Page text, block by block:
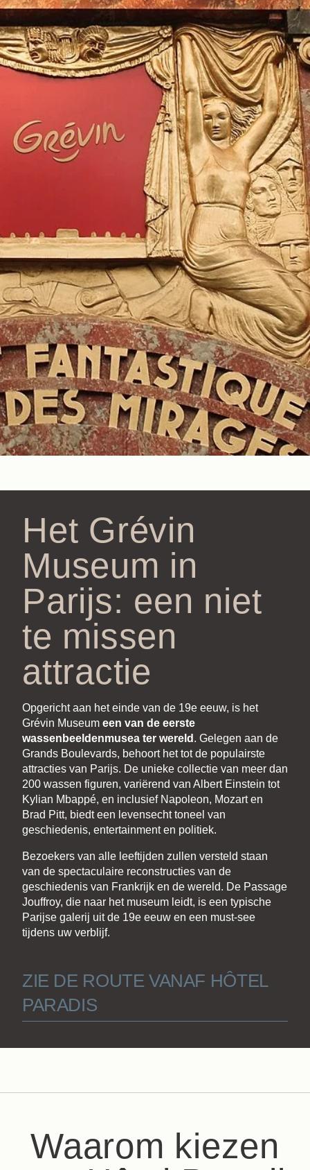
Het Grévin
Museum in
Parijs: een niet
te missen
attractie
Opgericht aan het einde van de 19e eeuw, is het
Grévin Museum een van de eerste
wassenbeeldenmusea ter wereld . Gelegen aan de
Grands Boulevards, behoort het tot de populairste
attracties van Parijs. De unieke collectie van meer dan
200 wassen figuren, variërend van Albert Einstein tot
Kylian Mbappé, en inclusief Napoleon, Mozart en
Brad Pitt, biedt een levensecht toneel van
geschiedenis, entertainment en politiek.
Bezoekers van alle leeftijden zullen versteld staan
van de spectaculaire reconstructies van de
geschiedenis van Frankrijk en de wereld. De Passage
Jouffroy, die naar het museum leidt, is een typische
Parijse galerij uit de 19e eeuw en een must-see
tijdens uw verblijf.
ZIE DE ROUTE VANAF HÔTEL
PARADIS
Waarom kiezen